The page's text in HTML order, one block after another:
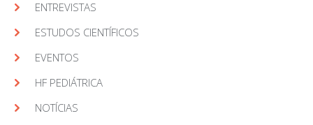
ENTREVISTAS
ESTUDOS CIENTÍFICOS
EVENTOS
HF PEDIÁTRICA
NOTÍCIAS